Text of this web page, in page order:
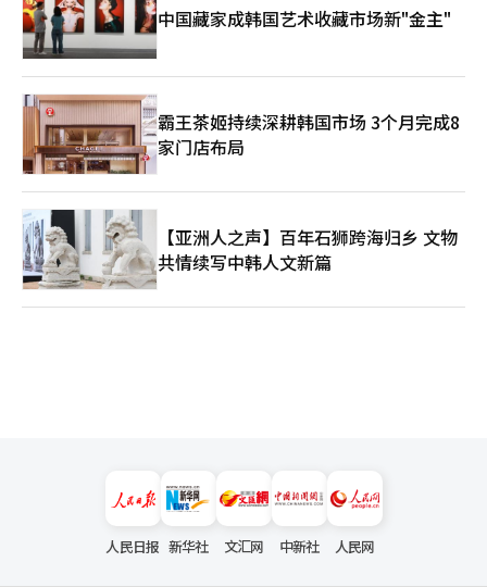
中国藏家成韩国艺术收藏市场新"金主"
霸王茶姬持续深耕韩国市场 3个月完成8
家门店布局
【亚洲人之声】百年石狮跨海归乡 文物
共情续写中韩人文新篇
人民日报 新华社 文汇网 中新社 人民网